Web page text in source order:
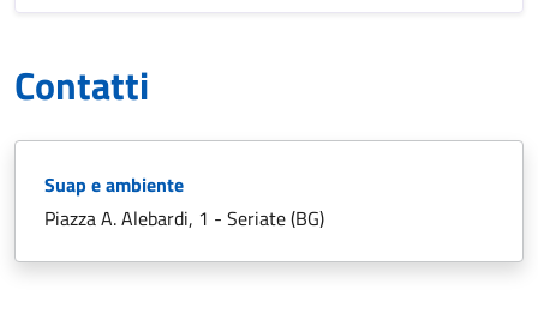
Contatti
Suap e ambiente
Piazza A. Alebardi, 1 - Seriate (BG)